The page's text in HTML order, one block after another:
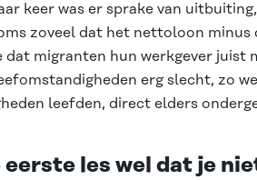
keer was er sprake van
zoveel dat het nettoloon minus
dat migranten hun werkgever juist
erg slecht, zo
leefden, direct elders
eerste les wel dat je